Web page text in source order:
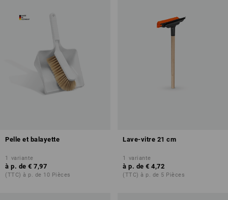
Pelle et balayette
1 variante
à p. de € 7,97
(TTC) à p. de 10 Pièces
Lave-vitre 21 cm
1 variante
à p. de € 4,72
(TTC) à p. de 5 Pièces